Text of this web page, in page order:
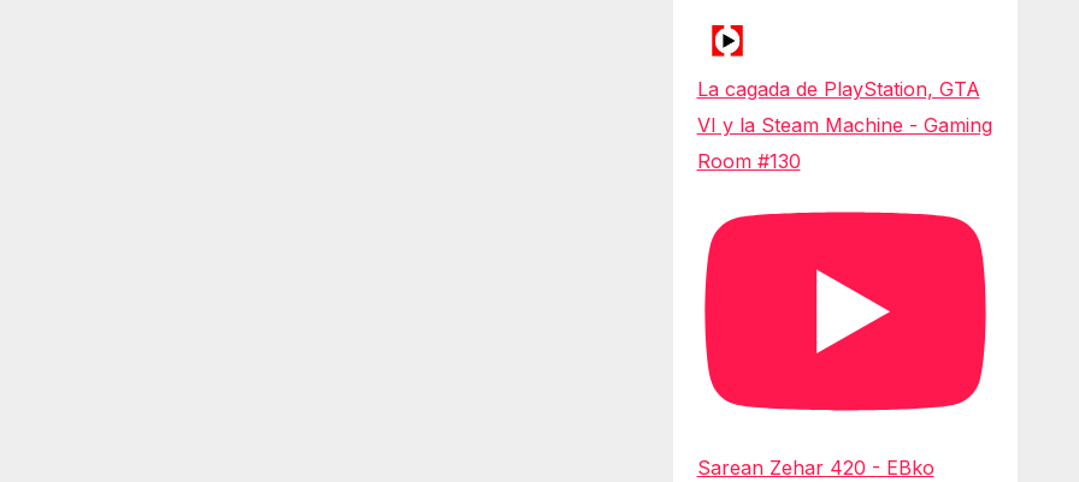
La cagada de PlayStation, GTA
VI y la Steam Machine - Gaming
Room #130
Sarean Zehar 420 - EBko